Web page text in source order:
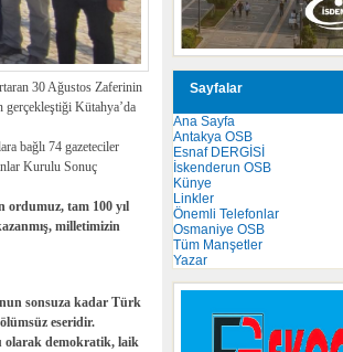
30 Ağustos Zaferinin
gerçekleştiği Kütahya’da
bağlı 74 gazeteciler
Kurulu Sonuç
tam 100 yıl
milletimizin
sonsuza kadar Türk
eseridir.
olarak demokratik, laik
Sayfalar
Ana Sayfa
Antakya OSB
Esnaf DERGİSİ
İskenderun OSB
Künye
Linkler
Önemli Telefonlar
Osmaniye OSB
Tüm Manşetler
Yazar